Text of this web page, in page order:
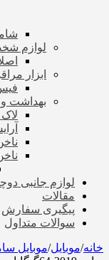
لوازم
ابزار
بهداشت و
لوازم جانبی
مقالات
پیگیری سفارش
سوالات متداول
خانه/موبایل/موبایل